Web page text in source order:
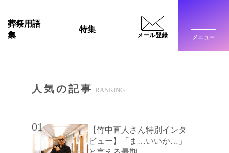
葬祭用語
集
特集
メール登録 メニュー
人気の記事 RANKING
01
【竹中直人さん特別インタ
ビュー】「ま…いいか…」